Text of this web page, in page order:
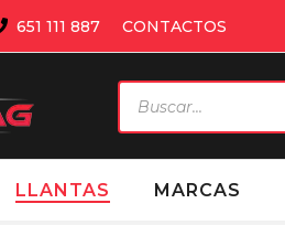
651 111 887 CONTACTOS
de
productos
LLANTAS MARCAS